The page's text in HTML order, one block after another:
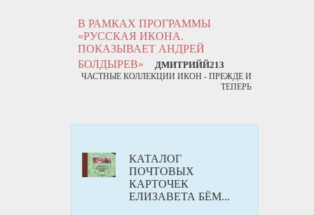
В РАМКАХ ПРОГРАММЫ
«РУССКАЯ ИКОНА.
ПОКАЗЫВАЕТ АНДРЕЙ
БОЛДЫРЕВ»
ДМИТРИЙЙ213
ЧАСТНЫЕ КОЛЛЕКЦИИ ИКОН - ПРЕЖДЕ И
ТЕПЕРЬ
КАТАЛОГ
ПОЧТОВЫХ
КАРТОЧЕК
ЕЛИЗАВЕТА БЁМ...